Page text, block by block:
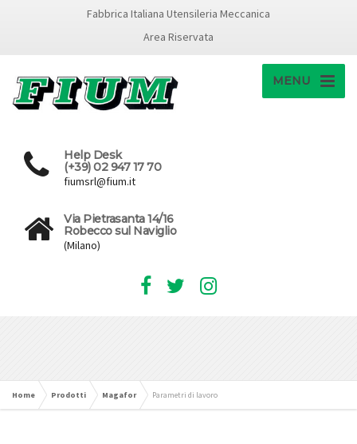
Fabbrica Italiana Utensileria Meccanica
Area Riservata
MENU
Help Desk
(+39) 02 947 17 70
fiumsrl@fium.it
Via Pietrasanta 14/16
Robecco sul Naviglio
(Milano)
Home Prodotti Magafor Parametri di lavoro